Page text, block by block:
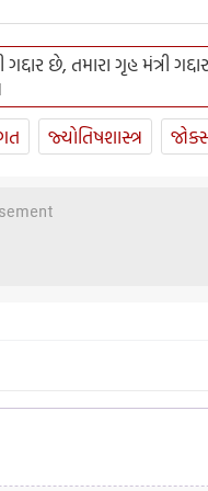
ગદ્દાર છે, તમારા ગૃહ મંત્રી
જ્યોતિષશાસ્ત્ર